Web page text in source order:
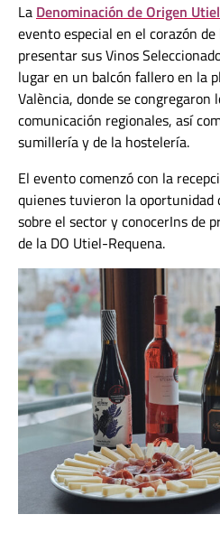
La Denominación de Origen
evento especial en el corazón
presentar sus Vinos
lugar en un balcón fallero en la
València, donde se congregaron
comunicación regionales, así
sumillería y de la hostelería.
El evento comenzó con la
quienes tuvieron la oportunidad
sobre el sector y conocerIns de
de la DO Utiel-Requena.